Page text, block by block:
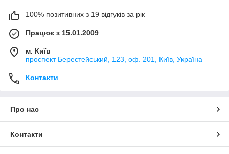
100% позитивних з 19 відгуків за рік
Працює з 15.01.2009
м. Київ
проспект Берестейський, 123, оф. 201, Київ, Україна
Контакти
Про нас
Контакти